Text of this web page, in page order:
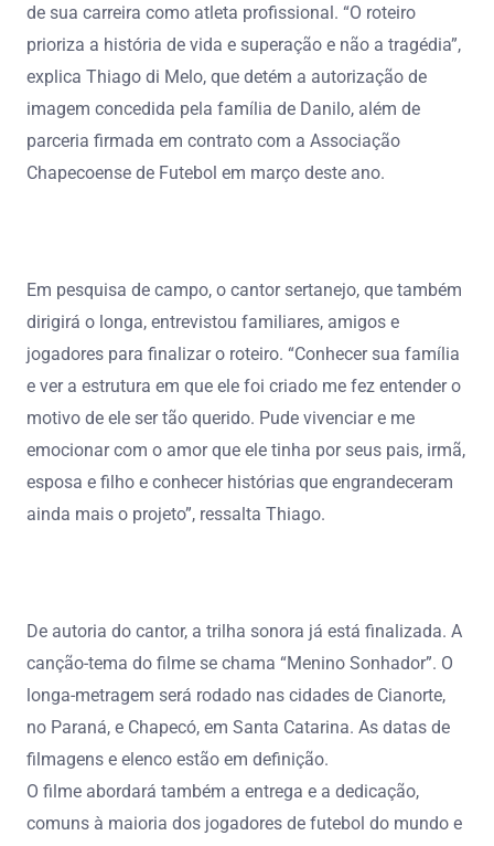
de sua carreira como atleta profissional. “O roteiro
prioriza a história de vida e superação e não a tragédia”,
explica Thiago di Melo, que detém a autorização de
imagem concedida pela família de Danilo, além de
parceria firmada em contrato com a Associação
Chapecoense de Futebol em março deste ano.
Em pesquisa de campo, o cantor sertanejo, que também
dirigirá o longa, entrevistou familiares, amigos e
jogadores para finalizar o roteiro. “Conhecer sua família
e ver a estrutura em que ele foi criado me fez entender o
motivo de ele ser tão querido. Pude vivenciar e me
emocionar com o amor que ele tinha por seus pais, irmã,
esposa e filho e conhecer histórias que engrandeceram
ainda mais o projeto”, ressalta Thiago.
De autoria do cantor, a trilha sonora já está finalizada. A
canção-tema do filme se chama “Menino Sonhador”. O
longa-metragem será rodado nas cidades de Cianorte,
no Paraná, e Chapecó, em Santa Catarina. As datas de
filmagens e elenco estão em definição.
O filme abordará também a entrega e a dedicação,
comuns à maioria dos jogadores de futebol do mundo e